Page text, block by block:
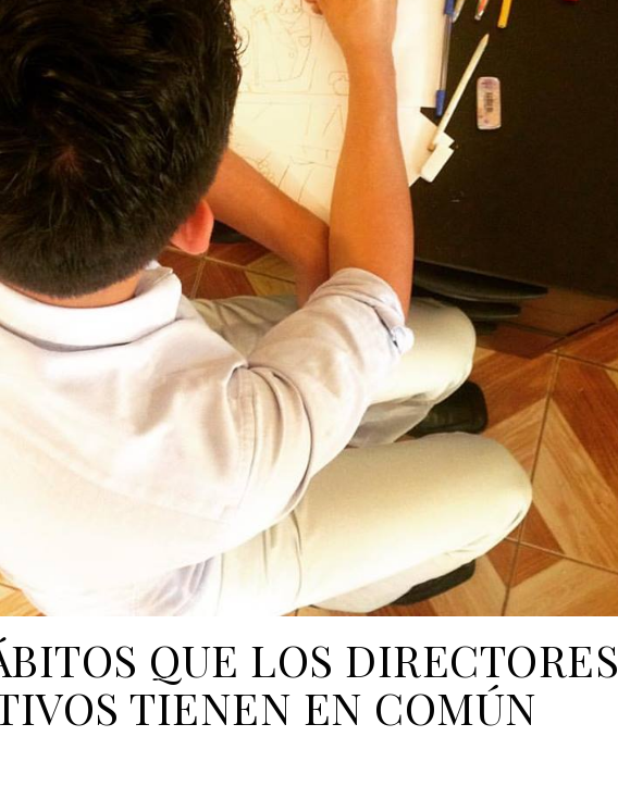
QUE LOS DIRECTORES
TIENEN EN COMÚN